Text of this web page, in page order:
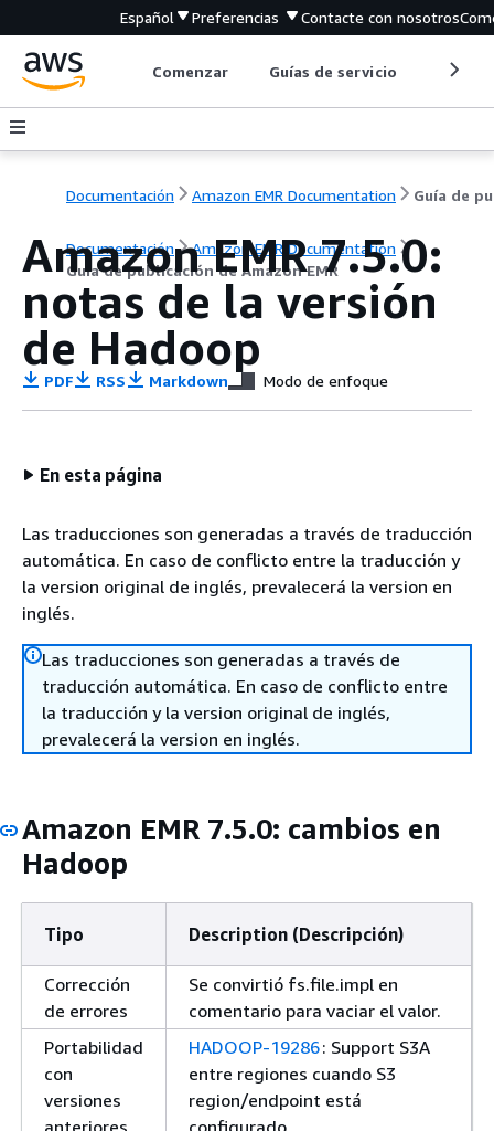
Español Preferencias Contacte con nosotros
Comenzar Guías de servicio
Documentación Amazon EMR Documentation
Documentación
Amazon EMR Documentation
Guía de publicación de Amazon EMR
Amazon EMR 7.5.0:
notas de la versión
de Hadoop
PDF RSS Markdown Modo de enfoque
En esta página
Las traducciones son generadas a través de traducción
automática. En caso de conflicto entre la traducción y
la version original de inglés, prevalecerá la version en
inglés.
Las traducciones son generadas a través de
traducción automática. En caso de conflicto entre
la traducción y la version original de inglés,
prevalecerá la version en inglés.
Amazon EMR 7.5.0: cambios en
Hadoop
Tipo Description (Descripción)
Corrección
de errores
Se convirtió fs.file.impl en
comentario para vaciar el valor.
Portabilidad
con
versiones
anteriores
HADOOP-19286: Support S3A
entre regiones cuando S3
region/endpoint está
configurado